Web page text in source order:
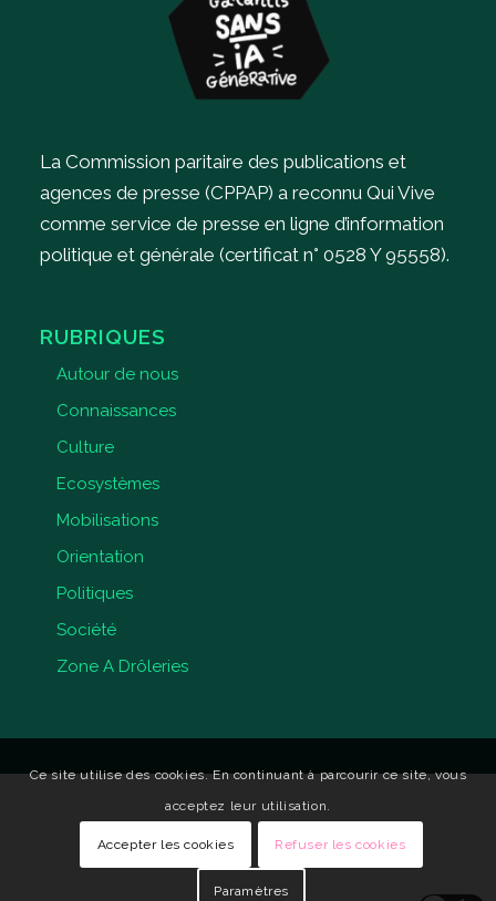
La Commission paritaire des publications et
agences de presse (CPPAP) a reconnu Qui Vive
comme service de presse en ligne d’information
politique et générale (certificat n° 0528 Y 95558).
RUBRIQUES
Autour de nous
Connaissances
Culture
Ecosystèmes
Mobilisations
Orientation
Politiques
Société
Zone A Drôleries
Ce site utilise des cookies. En continuant à parcourir ce site, vous
acceptez leur utilisation.
Accepter les cookies Refuser les cookies
Paramètres